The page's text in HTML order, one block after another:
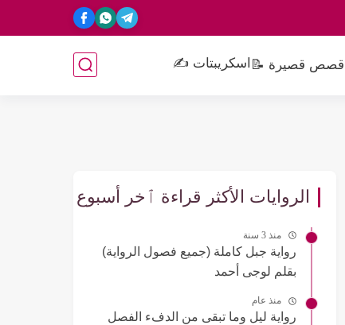
قصص قصيرة 📝 اسكريبتات ✍️
الروايات الأكثر قراءة ٱخر أسبوع
منذ 3 سنة
رواية جبل كاملة (جميع فصول الرواية)
بقلم لوجى أحمد
منذ عام
رواية ليل وما تبقى من الدفء الفصل